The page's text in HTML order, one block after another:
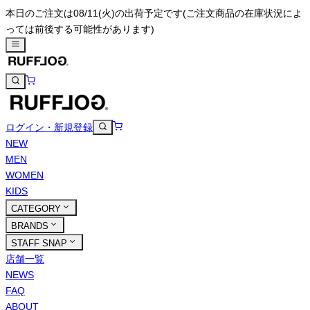
本日のご注文は08/11(火)の出荷予定です(ご注文商品の在庫状況によ
っては前後する可能性があります)
ログイン・新規登録
NEW
MEN
WOMEN
KIDS
CATEGORY
BRANDS
STAFF SNAP
店舗一覧
NEWS
FAQ
ABOUT